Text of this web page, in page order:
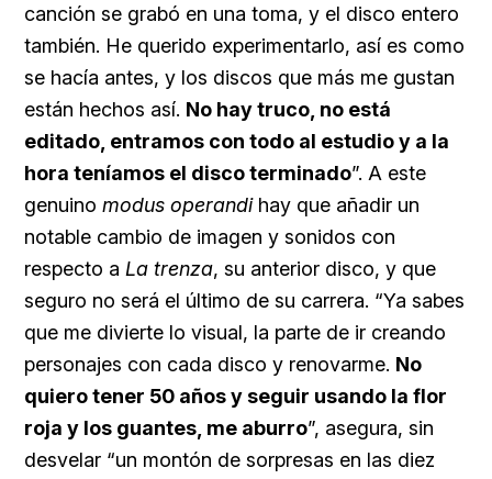
canción se grabó en una toma, y el disco entero
también. He querido experimentarlo, así es como
se hacía antes, y los discos que más me gustan
están hechos así. No hay truco, no está
editado, entramos con todo al estudio y a la
hora teníamos el disco terminado”. A este
genuino modus operandihay que añadir un
notable cambio de imagen y sonidos con
respecto a La trenza, su anterior disco, y que
seguro no será el último de su carrera. “Ya sabes
que me divierte lo visual, la parte de ir creando
personajes con cada disco y renovarme. No
quiero tener 50 años y seguir usando la flor
roja y los guantes, me aburro”, asegura, sin
desvelar “un montón de sorpresas en las diez